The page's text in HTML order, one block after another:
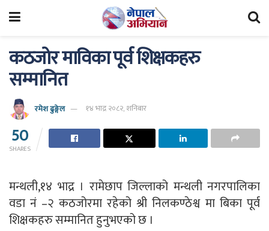
कठजोर माविका पूर्व शिक्षकहरु
सम्मानित
रमेश ढुङ्गेल १४ भाद्र २०८२, शनिबार
50
SHARES
मन्थली,१४ भाद्र । रामेछाप जिल्लाको मन्थली नगरपालिका
वडा नं –२ कठजोरमा रहेको श्री निलकण्ठेश्व मा बिका पूर्व
शिक्षकहरु सम्मानित हुनुभएको छ ।